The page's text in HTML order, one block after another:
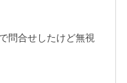
問合せしたけど無視